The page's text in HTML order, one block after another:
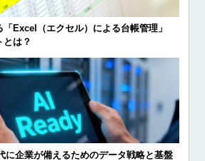
Excel（エクセル）による台帳管理」
は？
に企業が備えるためのデータ戦略と基盤